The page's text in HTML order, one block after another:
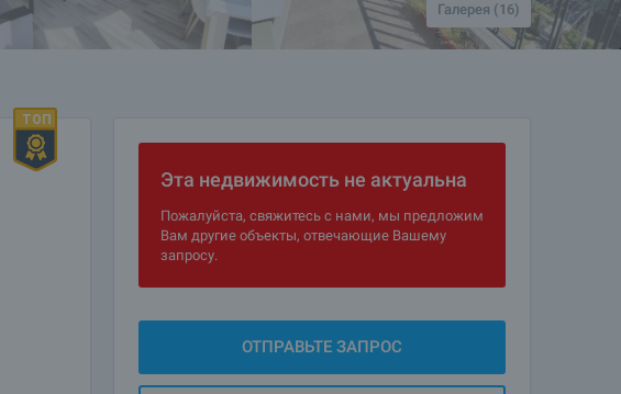
Галерея (16)
Эта недвижимость не актуальна
Пожалуйста, свяжитесь с нами, мы предложим
Вам другие объекты, отвечающие Вашему
запросу.
ОТПРАВЬТЕ ЗАПРОС